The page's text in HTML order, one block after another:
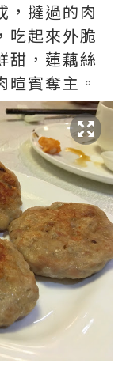
，撻過的肉
吃起來外脆
甜，蓮藕絲
賓奪主。